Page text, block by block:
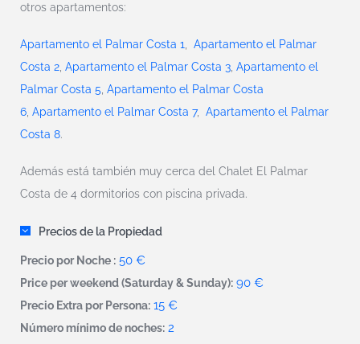
otros apartamentos:
Apartamento el Palmar Costa 1
Apartamento el Palmar
Costa 2 Apartamento el Palmar Costa 3 Apartamento el
Palmar Costa 5 Apartamento el Palmar Costa
6 Apartamento el Palmar Costa 7, Apartamento el Palmar
Costa 8.
Además está también muy cerca del Chalet El Palmar
Costa de 4 dormitorios con piscina privada.
Precios de la Propiedad
Precio por Noche : 50 €
Price per weekend (Saturday & Sunday): 90 €
Precio Extra por Persona: 15 €
Número mínimo de noches: 2